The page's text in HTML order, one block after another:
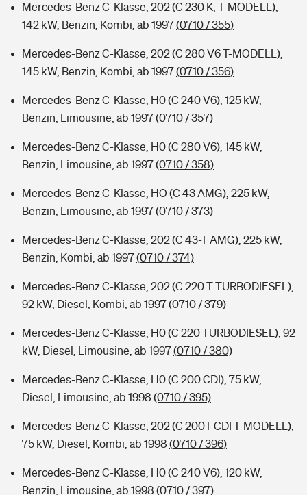
Mercedes-Benz C-Klasse, 202 (C 230 K, T-MODELL),
142 kW, Benzin, Kombi, ab 1997(0710 / 355)
Mercedes-Benz C-Klasse, 202 (C 280 V6 T-MODELL),
145 kW, Benzin, Kombi, ab 1997(0710 / 356)
Mercedes-Benz C-Klasse, H0 (C 240 V6), 125 kW,
Benzin, Limousine, ab 1997(0710 / 357)
Mercedes-Benz C-Klasse, H0 (C 280 V6), 145 kW,
Benzin, Limousine, ab 1997(0710 / 358)
Mercedes-Benz C-Klasse, HO (C 43 AMG), 225 kW,
Benzin, Limousine, ab 1997(0710 / 373)
Mercedes-Benz C-Klasse, 202 (C 43-T AMG), 225 kW,
Benzin, Kombi, ab 1997(0710 / 374)
Mercedes-Benz C-Klasse, 202 (C 220 T TURBODIESEL),
92 kW, Diesel, Kombi, ab 1997(0710 / 379)
Mercedes-Benz C-Klasse, H0 (C 220 TURBODIESEL), 92
kW, Diesel, Limousine, ab 1997(0710 / 380)
Mercedes-Benz C-Klasse, H0 (C 200 CDI), 75 kW,
Diesel, Limousine, ab 1998 (0710 / 395)
Mercedes-Benz C-Klasse, 202 (C 200T CDI T-MODELL),
75 kW, Diesel, Kombi, ab 1998 (0710 / 396)
Mercedes-Benz C-Klasse, H0 (C 240 V6), 120 kW,
Benzin, Limousine, ab 1998 (0710 / 397)